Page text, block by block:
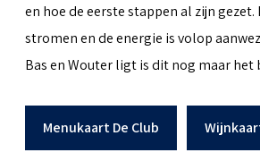
en hoe de eerste stappen al zijn gezet.
stromen en de energie is volop
Bas en Wouter ligt is dit nog maar het
Menukaart De Club